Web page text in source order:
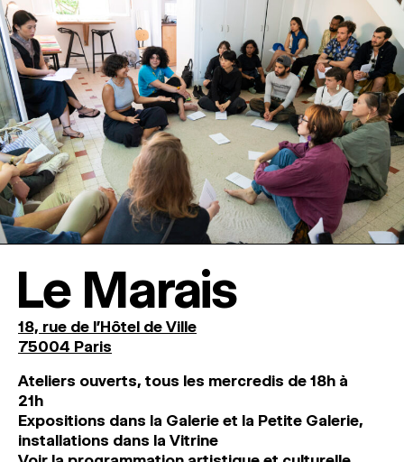
Le Marais
18, rue de l'Hôtel de Ville
75004 Paris
Ateliers ouverts, tous les mercredis de 18h à
21h
Expositions dans la Galerie et la Petite Galerie,
installations dans la Vitrine